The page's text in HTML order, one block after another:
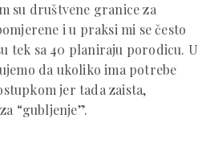
su društvene granice za
i u praksi mi se često
tek sa 40 planiraju porodicu. U
da ukoliko ima potrebe
jer tada zaista,
“gubljenje”.